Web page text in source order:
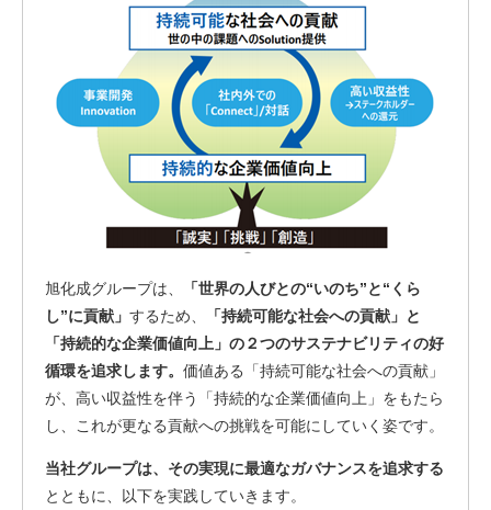
旭化成グループは、
「世界の人びとの“いのち”と“くら
し”に貢献」 するため、
「持続可能な社会への貢献」と
「持続的な企業価値向上」の２つのサステナビリティの好
循環を追求します。 価値ある「持続可能な社会への貢献」
が、高い収益性を伴う「持続的な企業価値向上」をもたら
し、これが更なる貢献への挑戦を可能にしていく姿です。
当社グループは、その実現に最適なガバナンスを追求する
とともに、以下を実践していきます。